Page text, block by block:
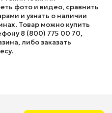
фото и видео, сравнить
и узнать о наличии
Товар можно купить
8 (800) 775 00 70,
либо заказать